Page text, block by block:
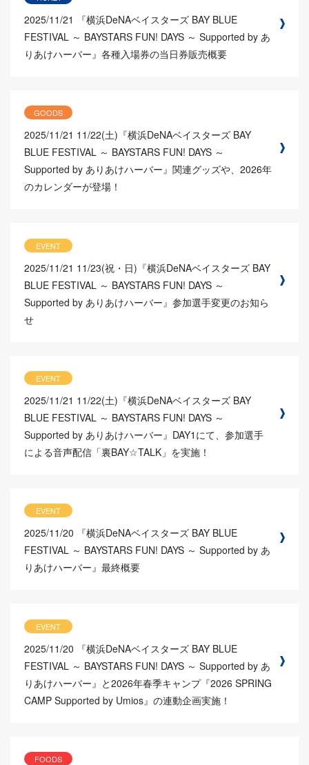
2025/11/21
『横浜DeNAベイスターズ BAY BLUE
FESTIVAL ～ BAYSTARS FUN! DAYS ～ Supported by あ
りあけハーバー』各種入場券の当日券販売概要
GOODS
2025/11/21 11/22(土)『横浜DeNAベイスターズ BAY
BLUE FESTIVAL ～ BAYSTARS FUN! DAYS ～
Supported by ありあけハーバー』関連グッズや、2026年
のカレンダーが登場！
EVENT
2025/11/21 11/23(祝・日)『横浜DeNAベイスターズ BAY
BLUE FESTIVAL ～ BAYSTARS FUN! DAYS ～
Supported by ありあけハーバー』参加選手変更のお知ら
せ
EVENT
2025/11/21 11/22(土)『横浜DeNAベイスターズ BAY
BLUE FESTIVAL ～ BAYSTARS FUN! DAYS ～
Supported by ありあけハーバー』DAY1にて、参加選手
による音声配信「裏BAY☆TALK」を実施！
EVENT
2025/11/20
『横浜DeNAベイスターズ BAY BLUE
FESTIVAL ～ BAYSTARS FUN! DAYS ～ Supported by あ
りあけハーバー』最終概要
EVENT
2025/11/20
『横浜DeNAベイスターズ BAY BLUE
FESTIVAL ～ BAYSTARS FUN! DAYS ～ Supported by あ
りあけハーバー』と2026年春季キャンプ『2026 SPRING
CAMP Supported by Umios』の連動企画実施！
FOODS